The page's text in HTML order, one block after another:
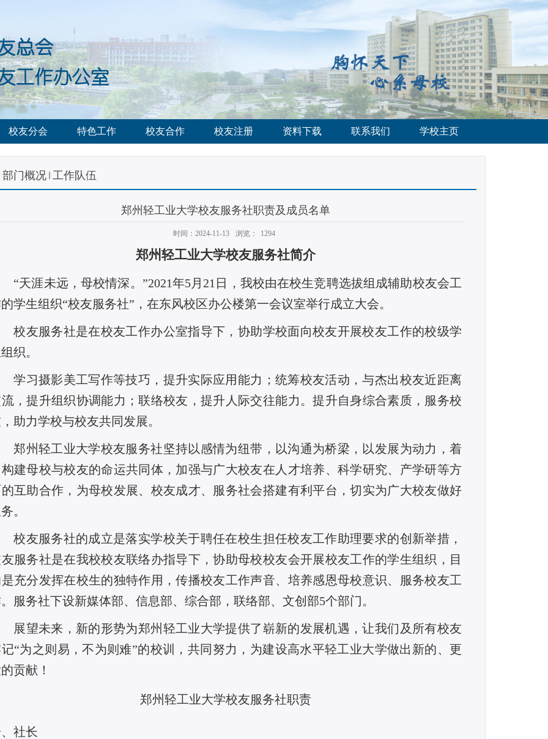
校友分会 特色工作 校友合作 校友注册 资料下载 联系我们 学校主页
部门概况 工作队伍
郑州轻工业大学校友服务社职责及成员名单
时间：2024-11-13 浏览： 1294
郑州轻工业大学校友服务社简介
“天涯未远，母校情深。”2021年5月21日，我校由在校生竞聘选拔组成辅助校友会工
学生组织“校友服务社” ，在东风校区办公楼第一会议室举行成立大会。
校友服务社是在校友工作办公室指导下，协助学校面向校友开展校友工作的校级学
织。
学习摄影美工写作等技巧，提升实际应用能力；统筹校友活动，与杰出校友近距离
，提升组织协调能力；联络校友，提升人际交往能力。提升自身综合素质，服务校
助力学校与校友共同发展。
郑州轻工业大学校友服务社坚持以感情为纽带，以沟通为桥梁，以发展为动力，着
建母校与校友的命运共同体，加强与广大校友在人才培养、科学研究、产学研等方
互助合作，为母校发展、校友成才、服务社会搭建有利平台，切实为广大校友做好
。
校友服务社的成立是落实学校关于聘任在校生担任校友工作助理要求的创新举措，
服务社是在我校校友联络办指导下，协助母校校友会开展校友工作的学生组织，目
充分发挥在校生的独特作用，传播校友工作声音、培养感恩母校意识、服务校友工
服务社下设新媒体部、信息部、综合部，联络部、文创部5个部门。
展望未来，新的形势为郑州轻工业大学提供了崭新的发展机遇，让我们及所有校友
“为之则易，不为则难”的校训，共同努力，为建设高水平轻工业大学做出新的、更
贡献！
郑州轻工业大学校友服务社职责
社长